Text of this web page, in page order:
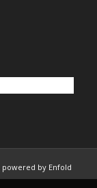
powered by Enfold